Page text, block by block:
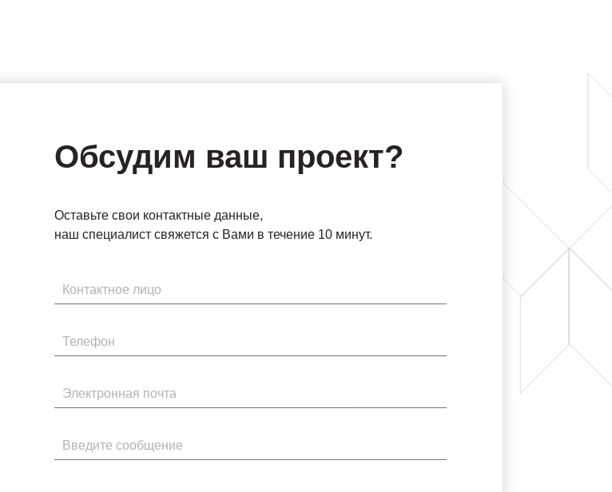
Обсудим ваш проект?
Оставьте свои контактные данные,
наш специалист свяжется с Вами в течение 10 минут.
Имя
Телефон
Электронная почта
Введите сообщение